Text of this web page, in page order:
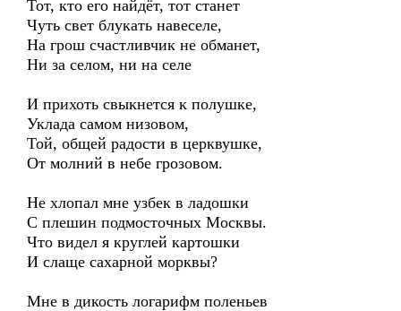
Тот, кто его найдёт, тот станет
Чуть свет блукать навеселе,
На грош счастливчик не обманет,
Ни за селом, ни на селе
И прихоть свыкнется к полушке,
Уклада самом низовом,
Той, общей радости в церквушке,
От молний в небе грозовом.
Не хлопал мне узбек в ладошки
С плешин подмосточных Москвы.
Что видел я круглей картошки
И слаще сахарной морквы?
Мне в дикость логарифм поленьев